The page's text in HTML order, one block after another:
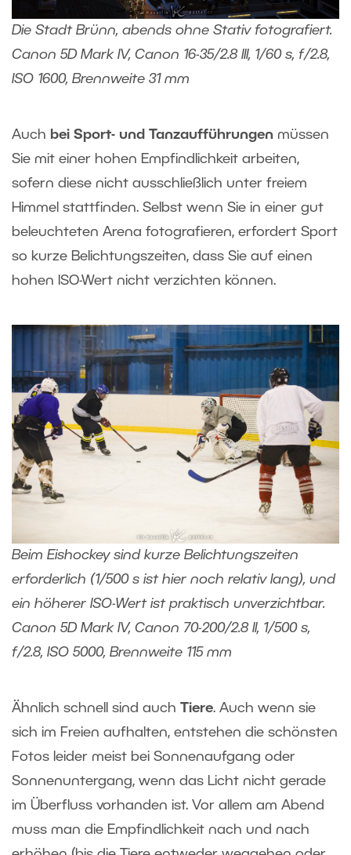
Die Stadt Brünn, abends ohne Stativ fotografiert.
Canon 5D Mark IV, Canon 16-35/2.8 III, 1/60 s, f/2.8,
ISO 1600, Brennweite 31 mm
Auch bei Sport- und Tanzaufführungen müssen
Sie mit einer hohen Empfindlichkeit arbeiten,
sofern diese nicht ausschließlich unter freiem
Himmel stattfinden. Selbst wenn Sie in einer gut
beleuchteten Arena fotografieren, erfordert Sport
so kurze Belichtungszeiten, dass Sie auf einen
hohen ISO-Wert nicht verzichten können.
Beim Eishockey sind kurze Belichtungszeiten
erforderlich (1/500 s ist hier noch relativ lang), und
ein höherer ISO-Wert ist praktisch unverzichtbar.
Canon 5D Mark IV, Canon 70-200/2.8 II, 1/500 s,
f/2.8, ISO 5000, Brennweite 115 mm
Ähnlich schnell sind auch Tiere. Auch wenn sie
sich im Freien aufhalten, entstehen die schönsten
Fotos leider meist bei Sonnenaufgang oder
Sonnenuntergang, wenn das Licht nicht gerade
im Überfluss vorhanden ist. Vor allem am Abend
muss man die Empfindlichkeit nach und nach